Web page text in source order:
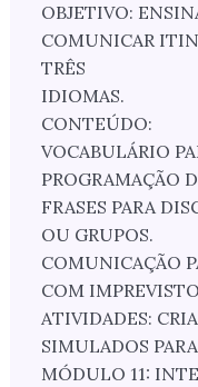
OBJETIVO:
COMUNICAR
TRÊS
IDIOMAS.
CONTEÚDO:
VOCABULÁRIO
PROGRAMAÇÃO
FRASES PARA
OU GRUPOS.
COMUNICAÇÃO
COM
ATIVIDADES:
SIMULADOS
MÓDULO 11: